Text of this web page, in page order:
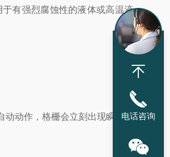
有强烈腐蚀性的液体或高温液
动动作，格栅会立刻出现瞬间反电话咨询